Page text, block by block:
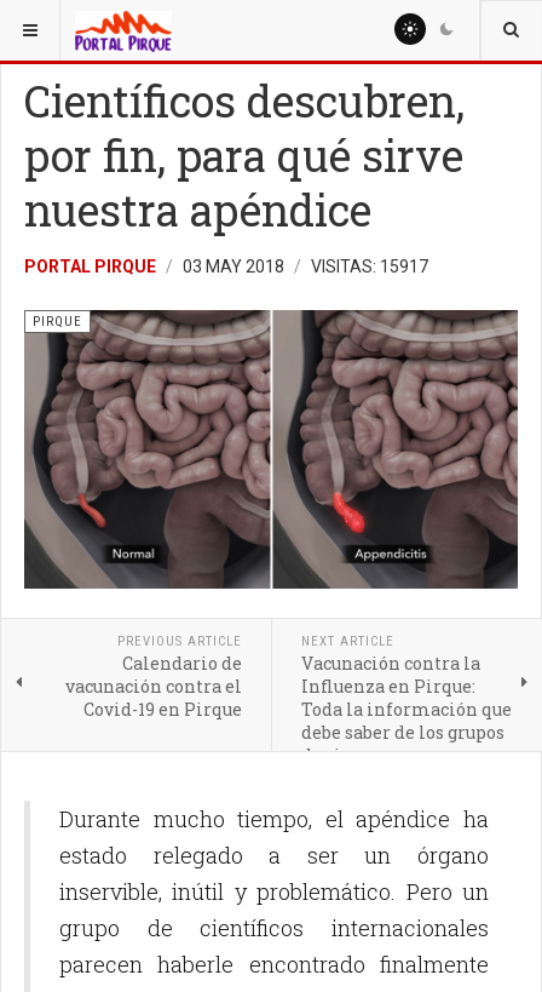
ESTÁ AQUÍ: SALUD
Científicos descubren,
por fin, para qué sirve
nuestra apéndice
PORTAL PIRQUE 03 MAY 2018 VISITAS: 15917
PIRQUE
PREVIOUS ARTICLE
Calendario de
vacunación contra el
Covid-19 en Pirque
NEXT ARTICLE
Vacunación contra la
Influenza en Pirque:
Toda la información que
debe saber de los grupos
de riesgo
Durante mucho tiempo, el apéndice ha
estado relegado a ser un órgano
inservible, inútil y problemático. Pero un
grupo de científicos internacionales
parecen haberle encontrado finalmente